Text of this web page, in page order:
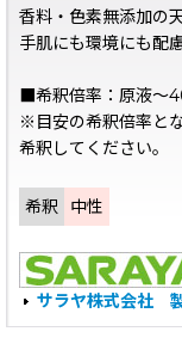
香料・色素無添加の
手肌にも環境にも配
■希釈倍率：原液〜
※目安の希釈倍率と
希釈してください。
希釈 中性
サラヤ株式会社